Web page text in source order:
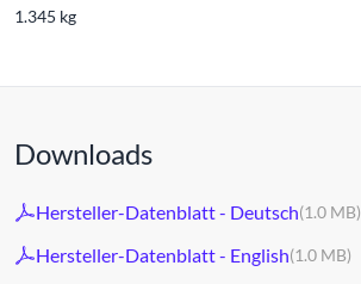
1.345 kg
Downloads
Hersteller-Datenblatt - Deutsch(1.0 MB)
Hersteller-Datenblatt - English(1.0 MB)